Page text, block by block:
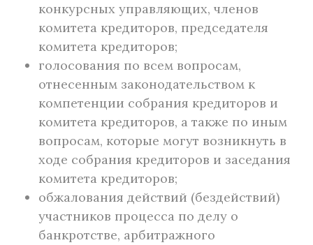
конкурсных управляющих, членов
комитета кредиторов, председателя
комитета кредиторов;
голосования по всем вопросам,
отнесенным законодательством к
компетенции собрания кредиторов и
комитета кредиторов, а также по иным
вопросам, которые могут возникнуть в
ходе собрания кредиторов и заседания
комитета кредиторов;
обжалования действий (бездействий)
участников процесса по делу о
банкротстве, арбитражного